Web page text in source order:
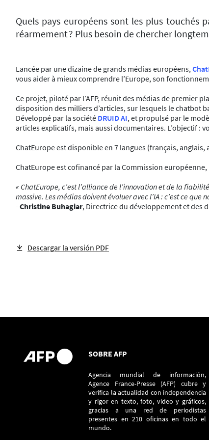
Quels pays européens sont les plus touchés
réarmement ? Plus besoin de chercher
Lancée par une dizaine de grands médias européens,
vous aider à mieux comprendre l’Europe, son
Ce projet, piloté par l’AFP, réunit des médias de premier
disposition des milliers d’articles, sur lesquels le chatbot
Développé par la société DRUID AI, et propulsé par le
articles explicatifs, mais aussi documentaires. L’objectif :
ChatEurope est disponible en 7 langues (français,
ChatEurope est cofinancé par la Commission
« ChatEurope, c’est l’alliance de l’innovation et de la
massive. Les médias doivent évoluer avec l’IA : c’est ce que
-Christine Buhagiar, Directrice du développement et des
Descargar la versión PDF
SOBRE AFP
Agencia mundial de información,
Agence France-Presse (AFP) cubre y
verifica la actualidad con independencia
y rigor en texto, foto, video y gráficos,
gracias a una red de periodistas
presentes en 210 oficinas en todo el
mundo.